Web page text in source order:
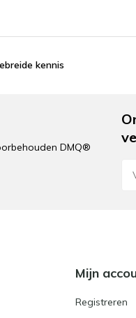
kennis
DMQ®
Mijn
Registreren